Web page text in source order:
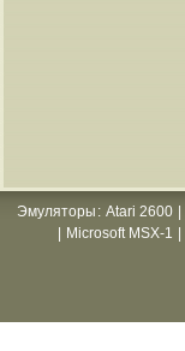
Эмуляторы : Atari 2600
Microsoft MSX-1